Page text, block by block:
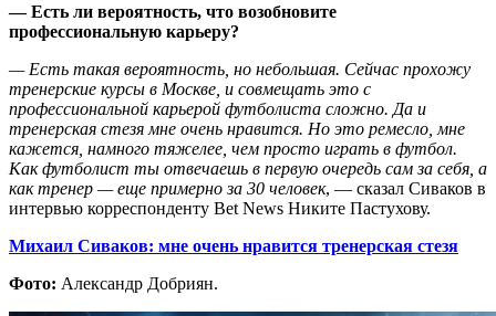
—Есть ли вероятность, что возобновите
профессиональную карьеру?
— Есть такая вероятность, но небольшая. Сейчас прохожу
тренерские курсы в Москве, и совмещать это с
профессиональной карьерой футболиста сложно. Да и
тренерская стезя мне очень нравится. Но это ремесло, мне
кажется, намного тяжелее, чем просто играть в футбол.
Как футболист ты отвечаешь в первую очередь сам за себя, а
как тренер — еще примерно за 30 человек, — сказал Сиваков в
интервью корреспонденту Bet News Никите Пастухову.
Михаил Сиваков: мне очень нравится тренерская стезя
Фото: Александр Добриян.